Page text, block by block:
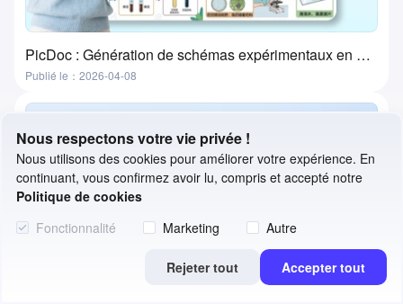
PicDoc : Génération de schémas expérimentaux en un clic — l'outil ultime pour la préparation des cours de laboratoire
Publié le：2026-04-08
Nous respectons votre vie privée !
Nous utilisons des cookies pour améliorer votre expérience. En
continuant, vous confirmez avoir lu, compris et accepté notre
Politique de cookies
Fonctionnalité
Marketing Autre
Rejeter tout Accepter tout